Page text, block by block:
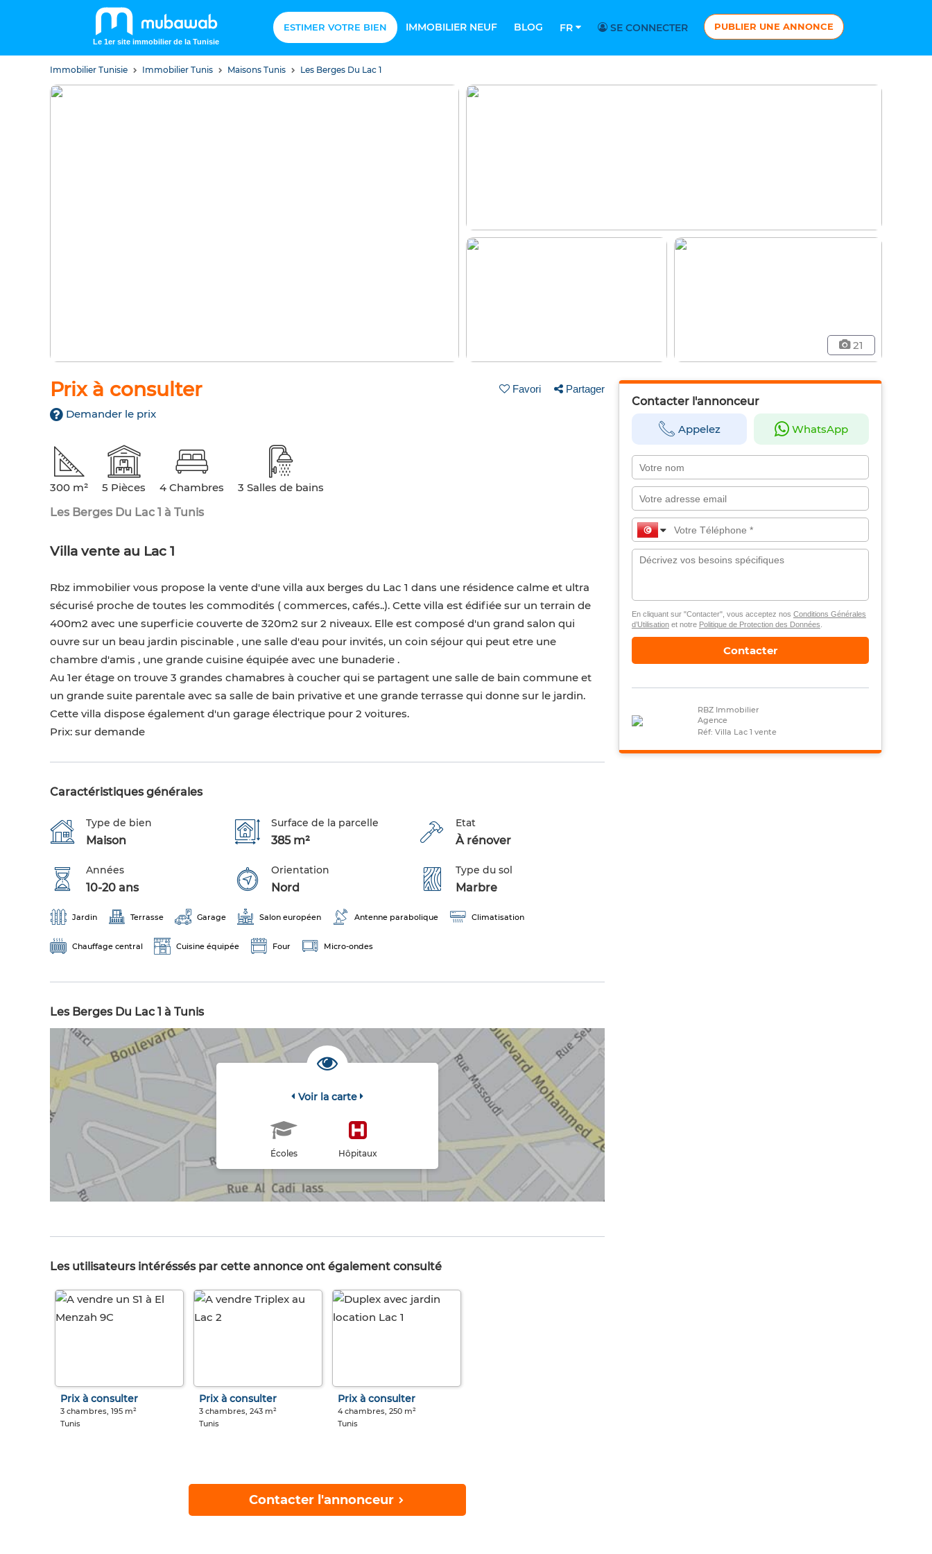
Le 1er site immobilier de la Tunisie
ESTIMER VOTRE BIEN IMMOBILIER NEUF BLOG FR SE CONNECTER PUBLIER UNE ANNONCE
Immobilier Tunisie Immobilier Tunis Maisons Tunis Les Berges Du Lac 1
21
Prix à consulter Favori Partager
Demander le prix
300 m² 5 Pièces 4 Chambres
3 Salles de bains
Les Berges Du Lac 1 à Tunis
Villa vente au Lac 1
Rbz immobilier vous propose la vente d'une villa aux berges du Lac 1 dans une résidence calme et ultra
sécurisé proche de toutes les commodités ( commerces, cafés..). Cette villa est édifiée sur un terrain de
400m2 avec une superficie couverte de 320m2 sur 2 niveaux. Elle est composé d'un grand salon qui
ouvre sur un beau jardin piscinable , une salle d'eau pour invités, un coin séjour qui peut etre une
chambre d'amis , une grande cuisine équipée avec une bunaderie .
Au 1er étage on trouve 3 grandes chamabres à coucher qui se partagent une salle de bain commune et
un grande suite parentale avec sa salle de bain privative et une grande terrasse qui donne sur le jardin.
Cette villa dispose également d'un garage électrique pour 2 voitures.
Prix: sur demande
Caractéristiques générales
Type de bien
Maison
Surface de la parcelle
385 m²
Etat
À rénover
Années
10-20 ans
Orientation
Nord
Type du sol
Marbre
Jardin Terrasse Garage Salon européen Antenne parabolique Climatisation
Chauffage central Cuisine équipée Four Micro-ondes
Les Berges Du Lac 1 à Tunis
Voir la carte
Écoles Hôpitaux
Les utilisateurs intéréssés par cette annonce ont également consulté
Prix à consulter
3 chambres, 195 m²
Tunis
Prix à consulter
3 chambres, 243 m²
Tunis
Prix à consulter
4 chambres, 250 m²
Tunis
Contacter l'annonceur
Contacter l'annonceur
Appelez WhatsApp
En cliquant sur "Contacter", vous acceptez nos Conditions Générales
d’Utilisationet notre Politique de Protection des Données
Contacter
RBZ Immobilier
Agence
Réf: Villa Lac 1 vente